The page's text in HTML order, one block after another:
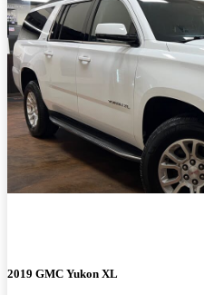
2019 GMC Yukon XL